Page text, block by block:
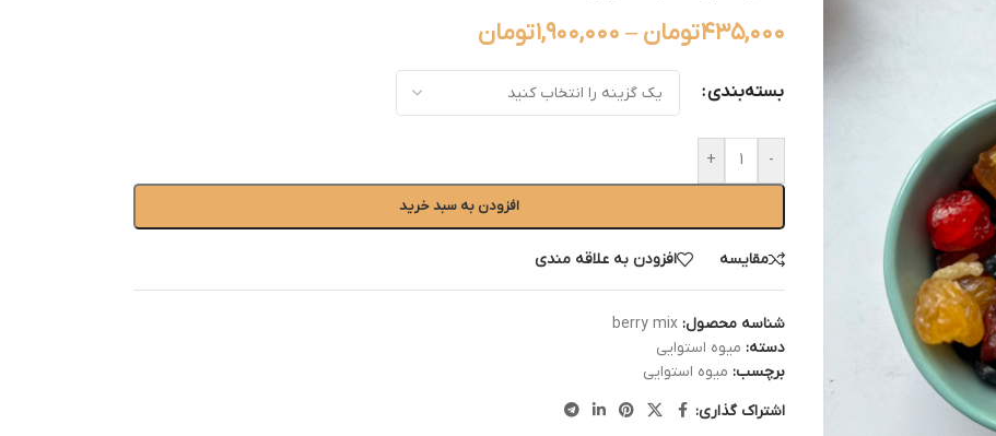
۴۳۵,۰۰۰تومان – ۱,۹۰۰,۰۰۰تومان
بسته‌بندی
-
+
افزودن به سبد خرید
مقایسه افزودن به علاقه مندی
شناسه محصول: berry mix
دسته: میوه استوایی
برچسب: میوه استوایی
اشتراک گذاری: